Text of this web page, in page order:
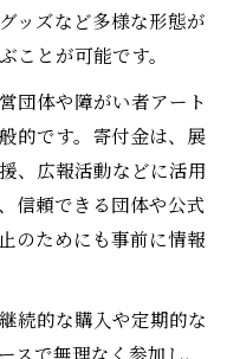
ッズなど多様な形態が
ことが可能です。
団体や障がい者アート
的です。寄付金は、展
、広報活動などに活用
信頼できる団体や公式
のためにも事前に情報
続的な購入や定期的な
スで無理なく参加し、